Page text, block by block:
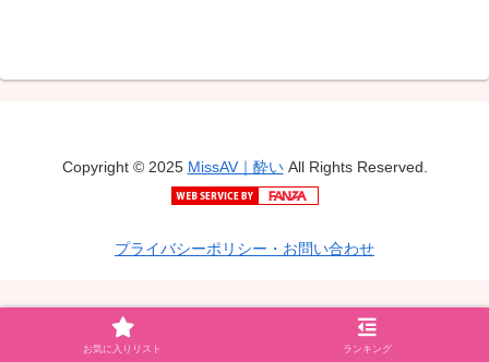
Copyright © 2025 MissAV｜酔いAll Rights Reserved.
プライバシーポリシー・お問い合わせ
お気に入りリスト ランキング